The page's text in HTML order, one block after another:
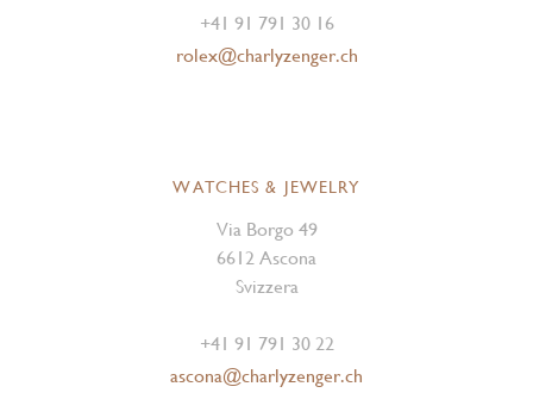
+41 91 791 30 16
rolex@charlyzenger.ch
WATCHES & JEWELRY
Via Borgo 49
6612 Ascona
Svizzera
+41 91 791 30 22
ascona@charlyzenger.ch